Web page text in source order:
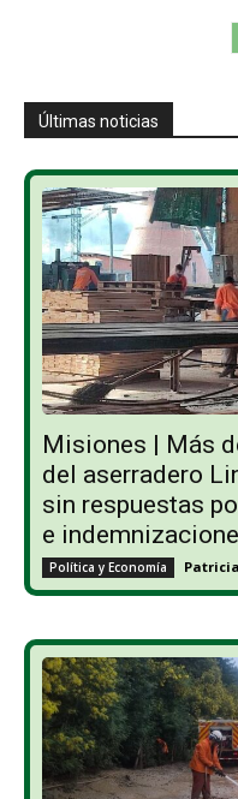
Últimas noticias
Misiones | Más
del aserradero
sin respuestas
e
Política y Economía